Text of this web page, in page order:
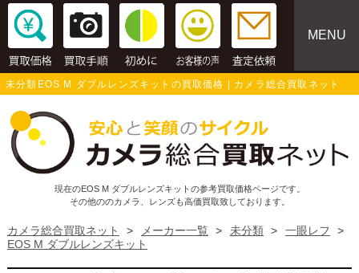
MENU
未分類EOS M ダブルレンズキットの買取価格 | カメラ総合買取ネット
現在のEOS M ダブルレンズキットの参考買取価格ページです。
その他ののカメラ、レンズも高価買取致しております。
カメラ総合買取ネット > メーカー一覧 > 未分類 > 一眼レフ
>
EOS M ダブルレンズキット